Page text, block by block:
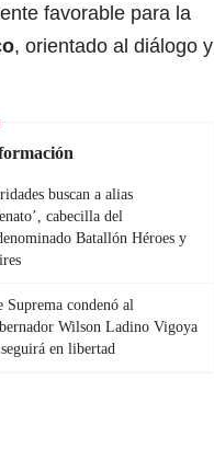
favorable para la
, orientado al diálogo y
buscan a alias
cabecilla del
Batallón Héroes y
Suprema condenó al
Wilson Ladino Vigoya
en libertad